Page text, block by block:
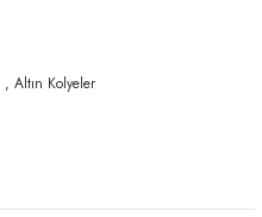
, Altın Kolyeler